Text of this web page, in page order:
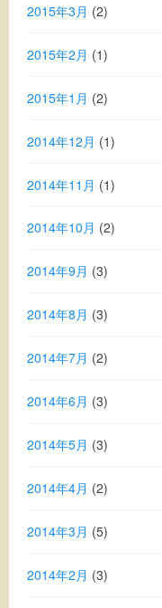
2015年3月 (2)
2015年2月 (1)
2015年1月 (2)
2014年12月 (1)
2014年11月 (1)
2014年10月 (2)
2014年9月 (3)
2014年8月 (3)
2014年7月 (2)
2014年6月 (3)
2014年5月 (3)
2014年4月 (2)
2014年3月 (5)
2014年2月 (3)